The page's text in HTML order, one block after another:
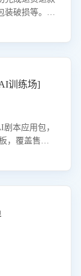
装破损等。结
训练场]
本应用包，
，覆盖售前